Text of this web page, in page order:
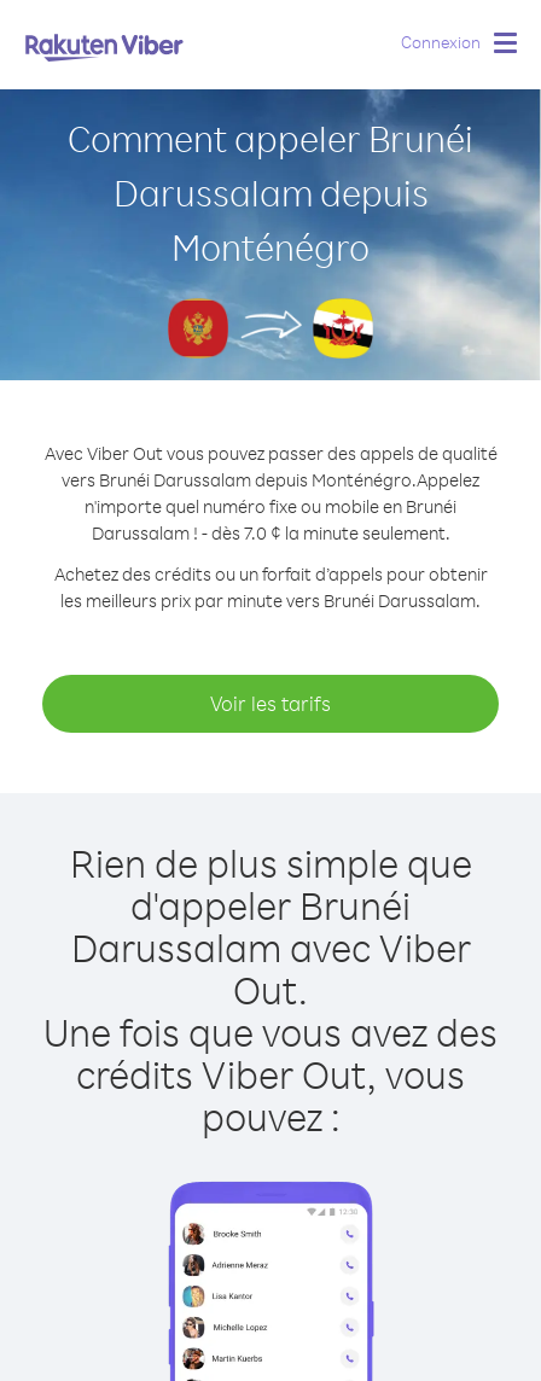
Connexion
Comment appeler Brunéi
Darussalam depuis
Monténégro
Avec Viber Out vous pouvez passer des appels de qualité
vers Brunéi Darussalam depuis Monténégro.Appelez
n'importe quel numéro fixe ou mobile en Brunéi
Darussalam ! - dès 7.0 ¢ la minute seulement.
Achetez des crédits ou un forfait d’appels pour obtenir
les meilleurs prix par minute vers Brunéi Darussalam.
Voir les tarifs
Rien de plus simple que
d'appeler Brunéi
Darussalam avec Viber
Out.
Une fois que vous avez des
crédits Viber Out, vous
pouvez :